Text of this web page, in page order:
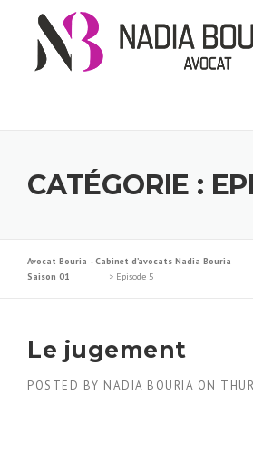
content
CATÉGORIE :
Avocat Bouria - Cabinet d’avocats Nadia Bouria
Saison 01
> Episode 5
Le jugement
POSTED BY NADIA BOURIA ON